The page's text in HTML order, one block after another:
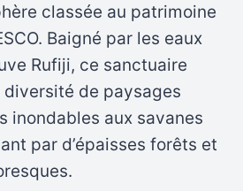
classée au patrimoine
Baigné par les eaux
Rufiji, ce sanctuaire
de paysages
inondables aux savanes
par d’épaisses forêts et